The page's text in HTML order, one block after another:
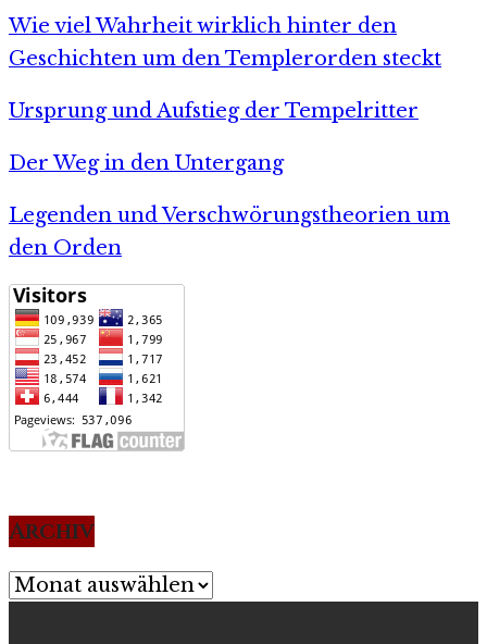
Wie viel Wahrheit wirklich hinter den
Geschichten um den Templerorden steckt
Ursprung und Aufstieg der Tempelritter
Der Weg in den Untergang
Legenden und Verschwörungstheorien um
den Orden
Archiv
Archiv